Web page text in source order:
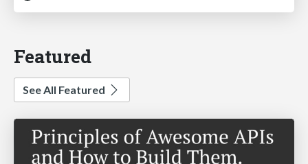
Featured
See All Featured